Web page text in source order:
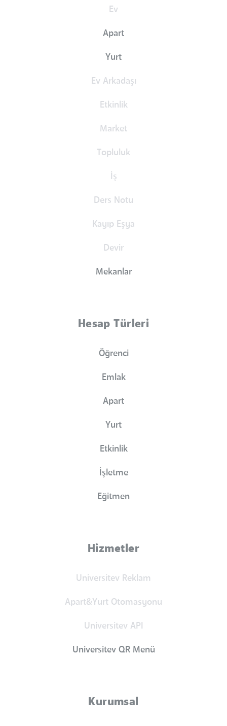
Ev
Apart
Yurt
Ev Arkadaşı
Etkinlik
Market
Topluluk
İş
Ders Notu
Kayıp Eşya
Devir
Mekanlar
Hesap Türleri
Öğrenci
Emlak
Apart
Yurt
Etkinlik
İşletme
Eğitmen
Hizmetler
Universitev Reklam
Apart&Yurt Otomasyonu
Universitev API
Universitev QR Menü
Kurumsal